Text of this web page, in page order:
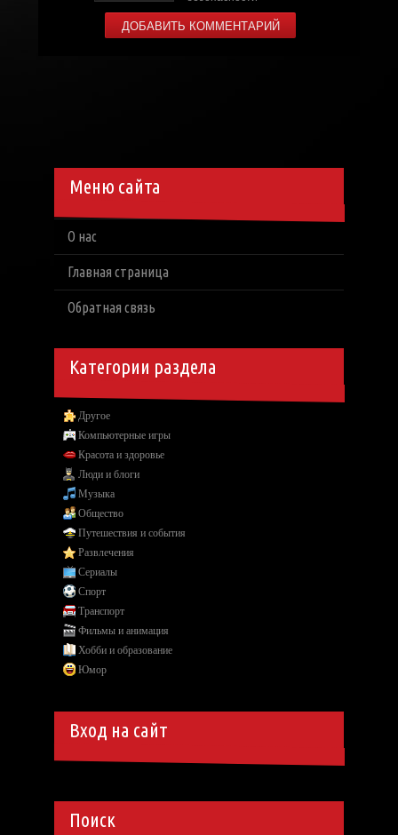
Меню сайта
О нас
Главная страница
Обратная связь
Категории раздела
Другое
Компьютерные игры
Красота и здоровье
Люди и блоги
Музыка
Общество
Путешествия и события
Развлечения
Сериалы
Спорт
Транспорт
Фильмы и анимация
Хобби и образование
Юмор
Вход на сайт
Поиск